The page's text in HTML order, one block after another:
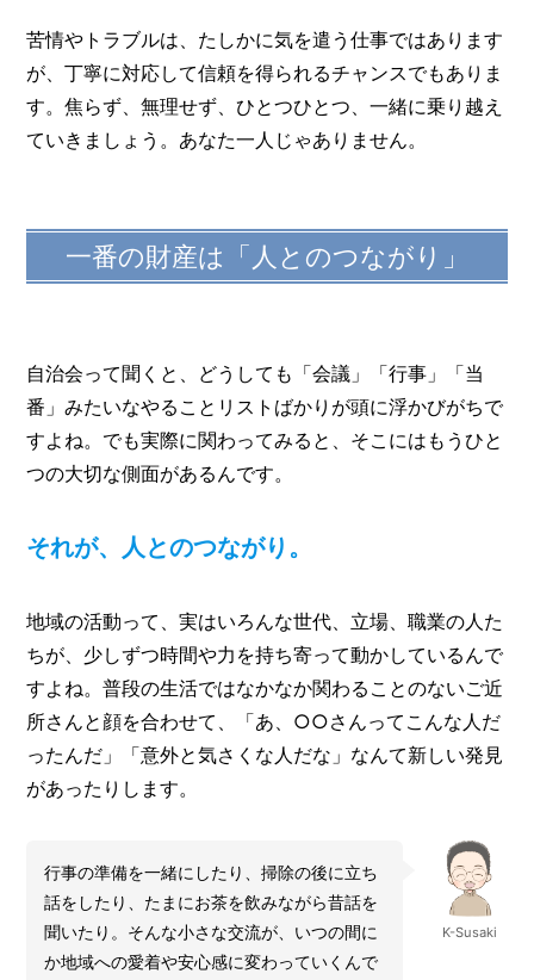
苦情やトラブルは、たしかに気を遣う仕事ではあります
が、丁寧に対応して信頼を得られるチャンスでもありま
す。焦らず、無理せず、ひとつひとつ、一緒に乗り越え
ていきましょう。あなた一人じゃありません。
一番の財産は「人とのつながり」
自治会って聞くと、どうしても「会議」「行事」「当
番」みたいなやることリストばかりが頭に浮かびがちで
すよね。でも実際に関わってみると、そこにはもうひと
つの大切な側面があるんです。
それが、人とのつながり。
地域の活動って、実はいろんな世代、立場、職業の人た
ちが、少しずつ時間や力を持ち寄って動かしているんで
すよね。普段の生活ではなかなか関わることのないご近
所さんと顔を合わせて、「あ、○○さんってこんな人だ
ったんだ」「意外と気さくな人だな」なんて新しい発見
があったりします。
K-Susaki
行事の準備を一緒にしたり、掃除の後に立ち
話をしたり、たまにお茶を飲みながら昔話を
聞いたり。そんな小さな交流が、いつの間に
か地域への愛着や安心感に変わっていくんで